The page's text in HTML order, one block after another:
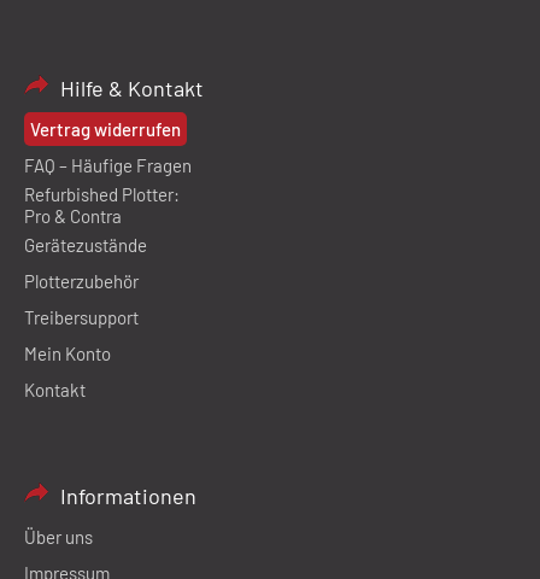
Hilfe & Kontakt
Vertrag widerrufen
FAQ – Häufige Fragen
Refurbished Plotter:
Pro & Contra
Gerätezustände
Plotterzubehör
Treibersupport
Mein Konto
Kontakt
Informationen
Über uns
Impressum